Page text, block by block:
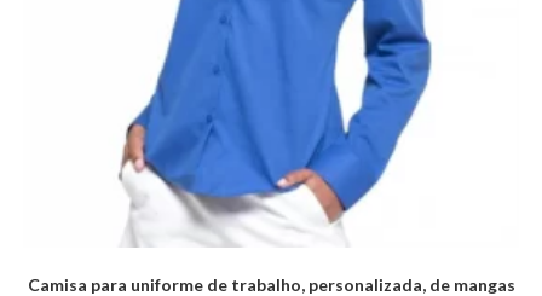
Camisa para uniforme de trabalho, personalizada, de mangas